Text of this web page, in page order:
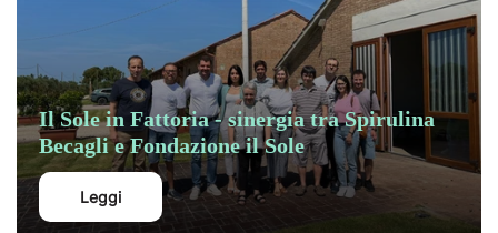
Il Sole in Fattoria - sinergia tra Spirulina
Becagli e Fondazione il Sole
Leggi